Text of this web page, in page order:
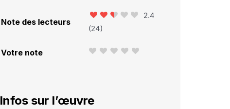
Note des lecteurs
2.4
(24)
Votre note
Infos sur l’œuvre